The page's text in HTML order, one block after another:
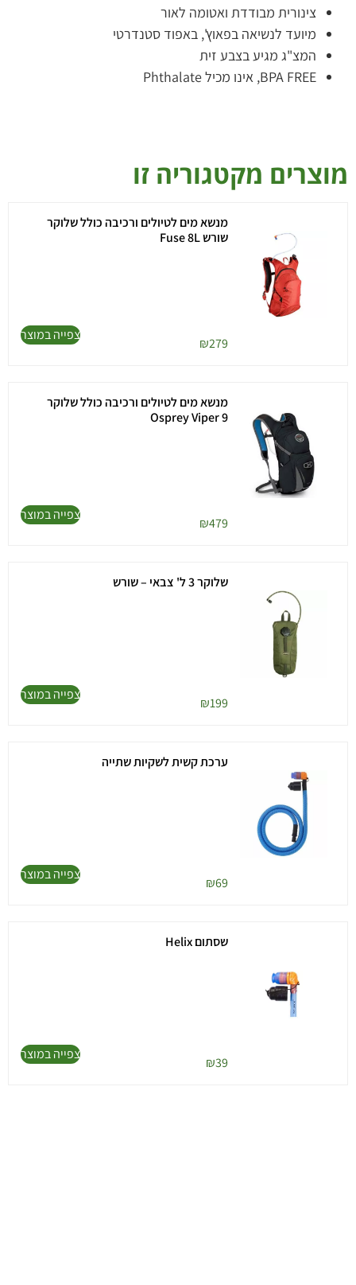
צינורית מבודדת ואטומה לאור
מיועד לנשיאה בפאוץ', באפוד סטנדרטי
המצ"ג מגיע בצבע זית
BPA FREE, אינו מכיל Phthalate
מוצרים מקטגוריה זו
מנשא מים לטיולים ורכיבה כולל שלוקר
שורש Fuse 8L
₪279
צפייה במוצר
מנשא מים לטיולים ורכיבה כולל שלוקר
Osprey Viper 9
₪479
צפייה במוצר
שלוקר 3 ל' צבאי – שורש
₪199
צפייה במוצר
ערכת קשית לשקיות שתייה
₪69
צפייה במוצר
שסתום Helix
₪39
צפייה במוצר